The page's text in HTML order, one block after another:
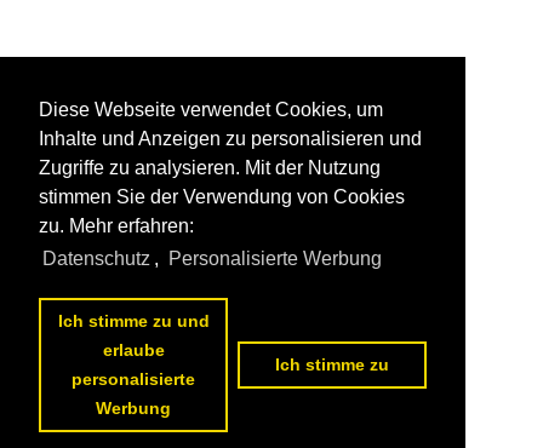
Diese Webseite verwendet Cookies, um
Inhalte und Anzeigen zu personalisieren und
Zugriffe zu analysieren. Mit der Nutzung
stimmen Sie der Verwendung von Cookies
zu. Mehr erfahren:
Datenschutz , Personalisierte Werbung
Ich stimme zu und
erlaube
personalisierte
Werbung
Ich stimme zu